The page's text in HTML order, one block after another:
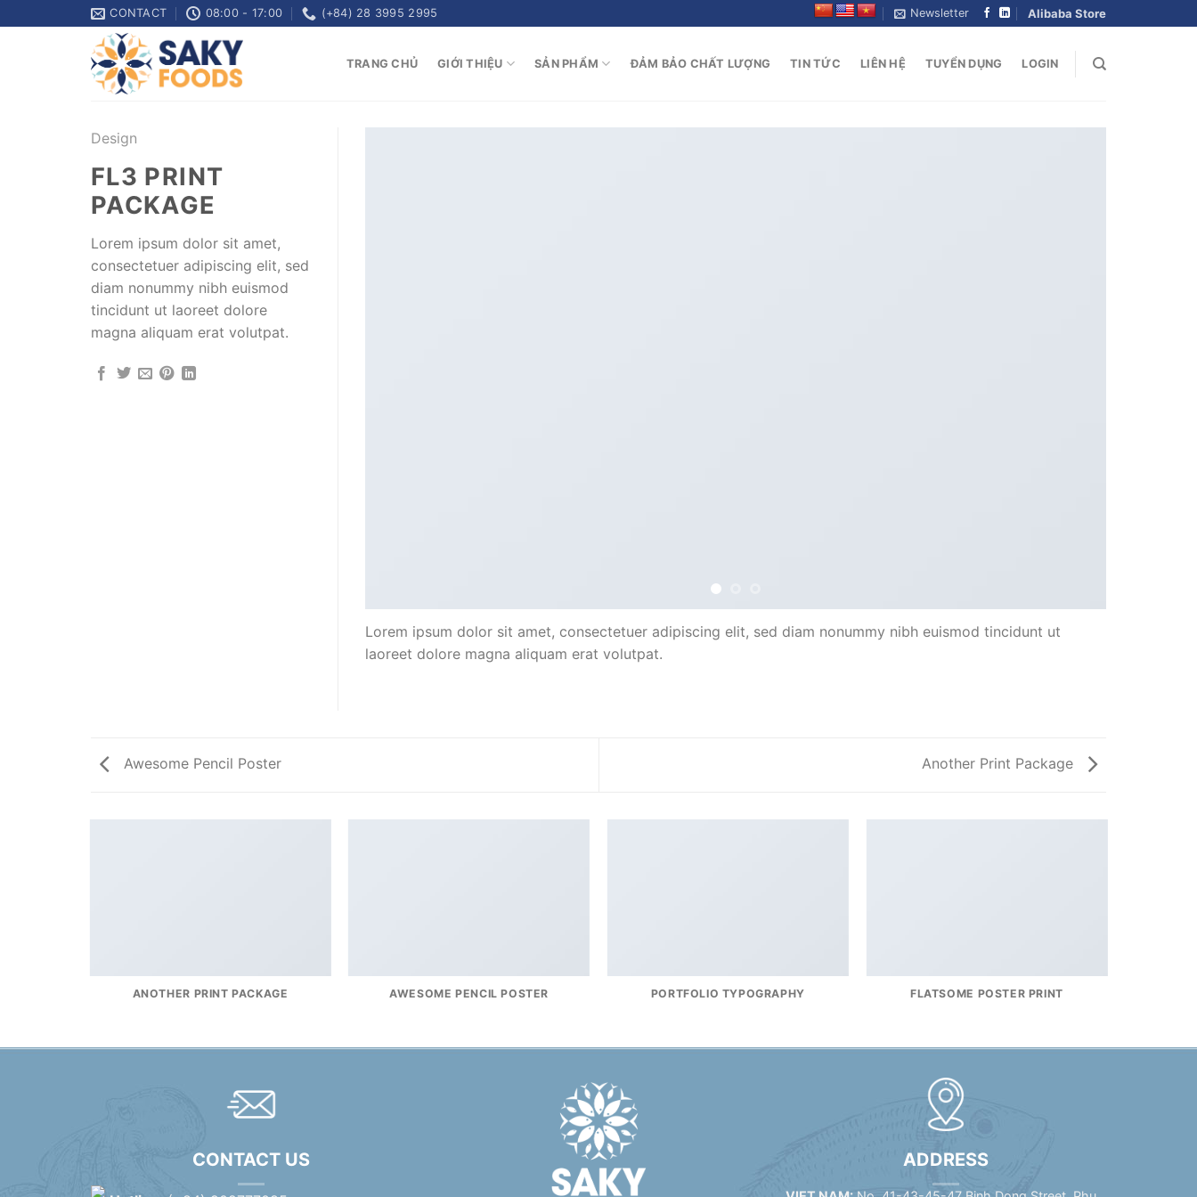
to
CONTACT 08:00 - 17:00 (+84) 28 3995 2995 Newsletter Alibaba Store
TRANG CHỦ GIỚI THIỆU SẢN PHẨM ĐẢM BẢO CHẤT LƯỢNG TIN TỨC LIÊN HỆ TUYỂN DỤNG LOGIN
Design
FL3 PRINT
PACKAGE
Lorem ipsum dolor sit amet,
consectetuer adipiscing elit, sed
diam nonummy nibh euismod
tincidunt ut laoreet dolore
magna aliquam erat volutpat.
Lorem ipsum dolor sit amet, consectetuer adipiscing elit, sed diam nonummy nibh euismod tincidunt ut
laoreet dolore magna aliquam erat volutpat.
Awesome Pencil Poster Another Print Package
ANOTHER PRINT PACKAGE AWESOME PENCIL POSTER PORTFOLIO TYPOGRAPHY FLATSOME POSTER PRINT
CONTACT US ADDRESS